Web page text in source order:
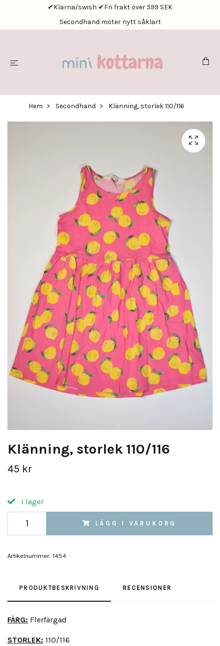
✔Klarna/swish ✔Fri frakt över 599 SEK
Secondhand möter nytt såklart
Hem Secondhand Klänning, storlek 110/116
Klänning, storlek 110/116
45 kr
I lager
LÄGG I VARUKORG
Artikelnummer: 1454
PRODUKTBESKRIVNING RECENSIONER
FÄRG: Flerfärgad
STORLEK: 110/116